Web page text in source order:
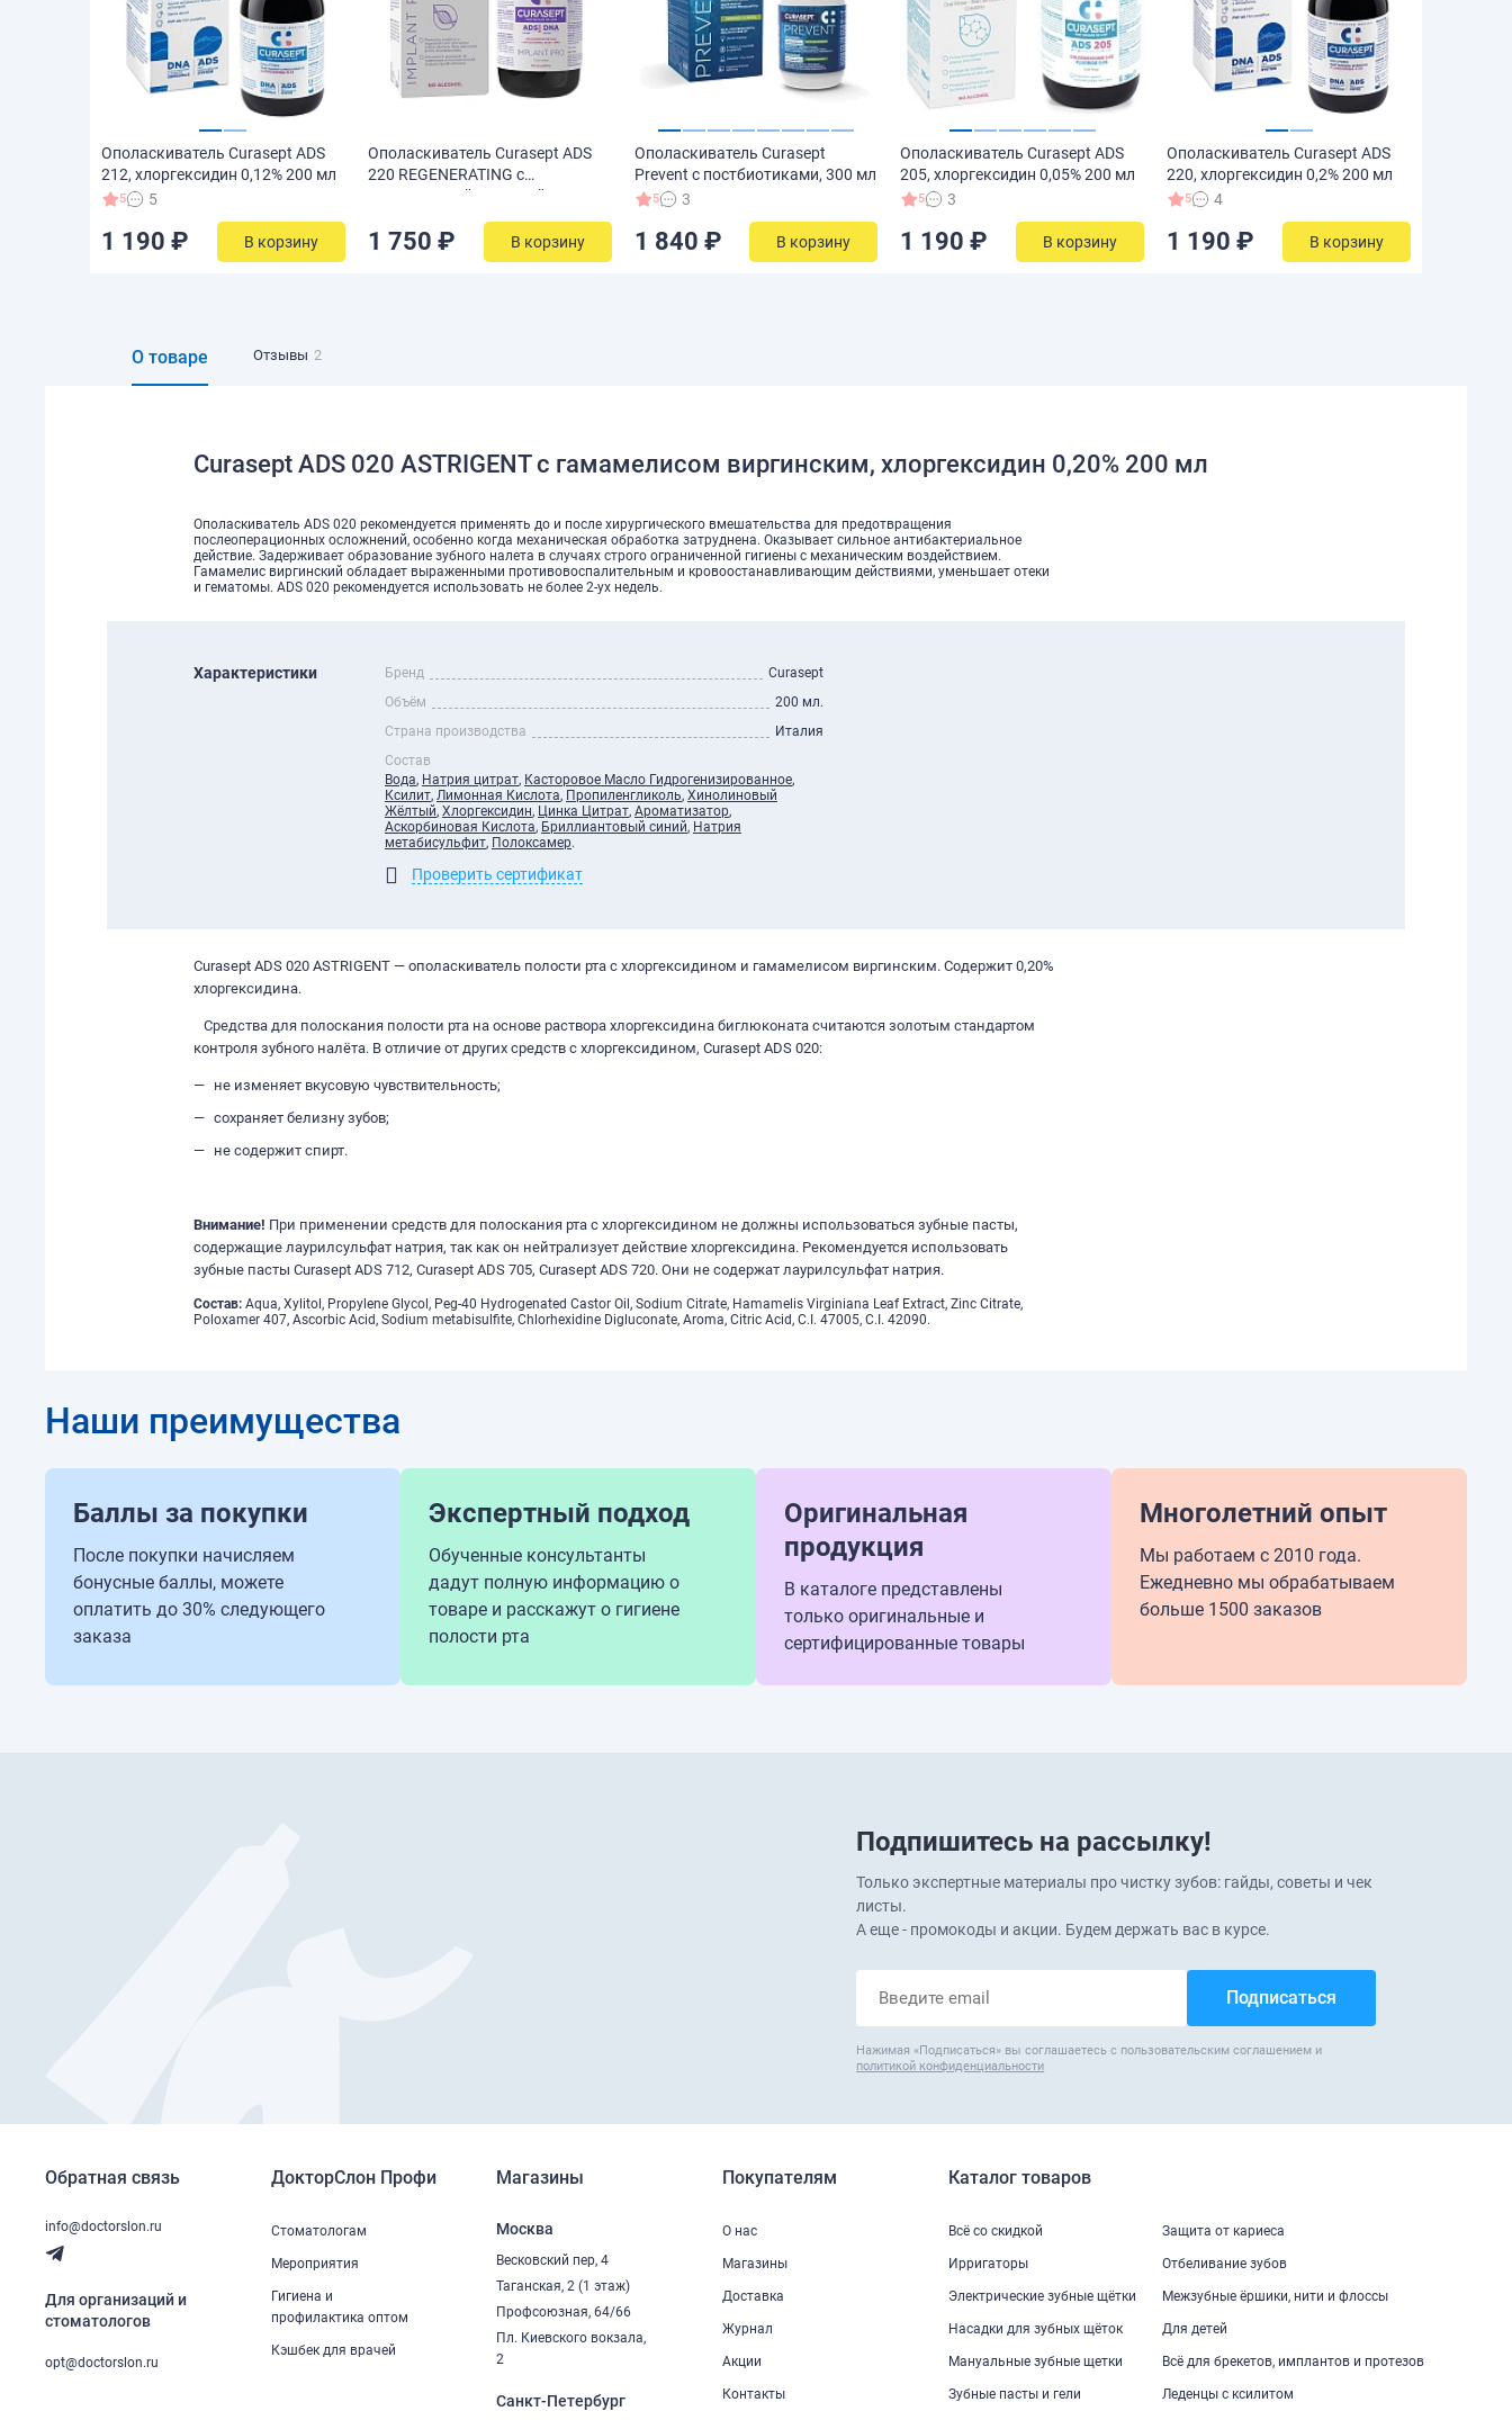
Ополаскиватель Curasept ADS
212, хлоргексидин 0,12% 200 мл
5 5
1 190 ₽ В корзину
Ополаскиватель Curasept ADS
220 REGENERATING с
гиалуроновой кислотой,
1 750 ₽ В корзину
Ополаскиватель Curasept
Prevent с постбиотиками, 300 мл
5 3
1 840 ₽ В корзину
Ополаскиватель Curasept ADS
205, хлоргексидин 0,05% 200 мл
5 3
1 190 ₽ В корзину
Ополаскиватель Curasept ADS
220, хлоргексидин 0,2% 200 мл
5 4
1 190 ₽ В корзину
О товаре Отзывы 2
Curasept ADS 020 ASTRIGENT с гамамелисом виргинским, хлоргексидин 0,20% 200 мл
Ополаскиватель ADS 020 рекомендуется применять до и после хирургического вмешательства для предотвращения
послеоперационных осложнений, особенно когда механическая обработка затруднена. Оказывает сильное антибактериальное
действие. Задерживает образование зубного налета в случаях строго ограниченной гигиены с механическим воздействием.
Гамамелис виргинский обладает выраженными противовоспалительным и кровоостанавливающим действиями, уменьшает отеки
и гематомы. ADS 020 рекомендуется использовать не более 2-ух недель.
Характеристики Бренд
Curasept
Объём
200 мл.
Страна производства
Италия
Состав
Вода, Натрия цитрат, Касторовое Масло Гидрогенизированное,
Ксилит, Лимонная Кислота, Пропиленгликоль, Хинолиновый
Жёлтый, Хлоргексидин, Цинка Цитрат, Ароматизатор,
Аскорбиновая Кислота, Бриллиантовый синий, Натрия
метабисульфит, Полоксамер.
Проверить сертификат
Curasept ADS 020 ASTRIGENT — ополаскиватель полости рта с хлоргексидином и гамамелисом виргинским. Содержит 0,20%
хлоргексидина.
Средства для полоскания полости рта на основе раствора хлоргексидина биглюконата считаются золотым стандартом
контроля зубного налёта. В отличие от других средств с хлоргексидином, Curasept ADS 020:
не изменяет вкусовую чувствительность;
сохраняет белизну зубов;
не содержит спирт.
Внимание! При применении средств для полоскания рта с хлоргексидином не должны использоваться зубные пасты,
содержащие лаурилсульфат натрия, так как он нейтрализует действие хлоргексидина. Рекомендуется использовать
зубные пасты Curasept ADS 712, Curasept ADS 705, Curasept ADS 720. Они не содержат лаурилсульфат натрия.
Состав: Aqua, Xylitol, Propylene Glycol, Peg-40 Hydrogenated Castor Oil, Sodium Citrate, Hamamelis Virginiana Leaf Extract, Zinc Citrate,
Poloxamer 407, Ascorbic Acid, Sodium metabisulfite, Chlorhexidine Digluconate, Aroma, Citric Acid, C.I. 47005, C.I. 42090.
Наши преимущества
Баллы за покупки
После покупки начисляем
бонусные баллы, можете
оплатить до 30% следующего
заказа
Экспертный подход
Обученные консультанты
дадут полную информацию о
товаре и расскажут о гигиене
полости рта
Оригинальная
продукция
В каталоге представлены
только оригинальные и
сертифицированные товары
Многолетний опыт
Мы работаем с 2010 года.
Ежедневно мы обрабатываем
больше 1500 заказов
Подпишитесь на рассылку!
Только экспертные материалы про чистку зубов: гайды, советы и чек
листы.
А еще - промокоды и акции. Будем держать вас в курсе.
Нажимая «Подписаться» вы соглашаетесь с пользовательским соглашением и
политикой конфиденциальности
Обратная связь
info@doctorslon.ru
Для организаций и
стоматологов
opt@doctorslon.ru
ДокторСлон Профи
Стоматологам
Мероприятия
Гигиена и
профилактика оптом
Кэшбек для врачей
Магазины
Москва
Весковский пер, 4
Таганская, 2 (1 этаж)
Профсоюзная, 64/66
Пл. Киевского вокзала,
2
Санкт-Петербург
Покупателям
О нас
Магазины
Доставка
Журнал
Акции
Контакты
Каталог товаров
Всё со скидкой
Ирригаторы
Электрические зубные щётки
Насадки для зубных щёток
Мануальные зубные щетки
Зубные пасты и гели
Защита от кариеса
Отбеливание зубов
Межзубные ёршики, нити и флоссы
Для детей
Всё для брекетов, имплантов и протезов
Леденцы с ксилитом